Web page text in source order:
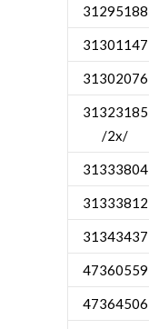
31295188
31301147
31302076
31323185
/2x/
31333804
31333812
31343437
47360559
47364506